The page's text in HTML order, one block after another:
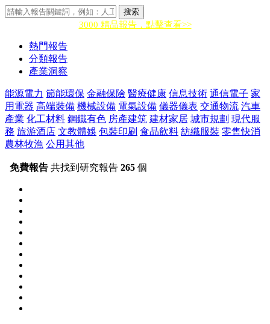
搜索
3000 精品報告，點擊查看>>
熱門報告
分類報告
產業洞察
能源電力 節能環保 金融保險 醫療健康 信息技術 通信電子 家
用電器 高端裝備 機械設備 電氣設備 儀器儀表 交通物流 汽車
產業 化工材料 鋼鐵有色 房產建筑 建材家居 城市規劃 現代服
務 旅游酒店 文教體娛 包裝印刷 食品飲料 紡織服裝 零售快消
農林牧漁 公用其他
免費報告 共找到研究報告 265 個